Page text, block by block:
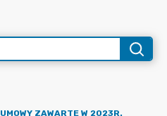
UMOWY ZAWARTE W 2023R.